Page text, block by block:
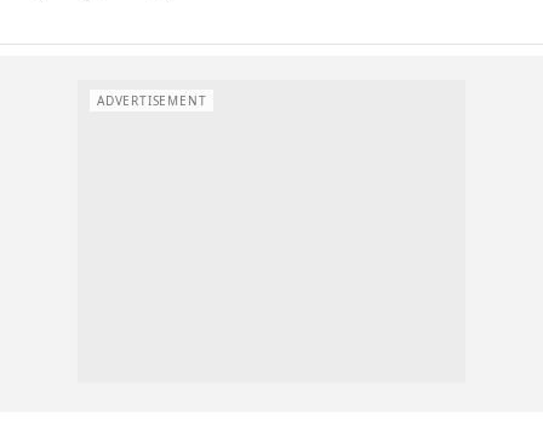
ADVERTISEMENT